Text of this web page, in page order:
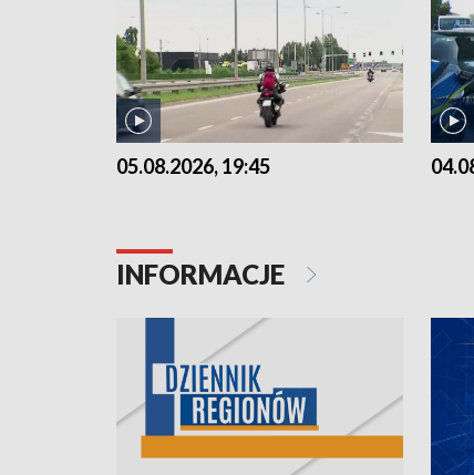
05.08.2026, 19:45
INFORMACJE